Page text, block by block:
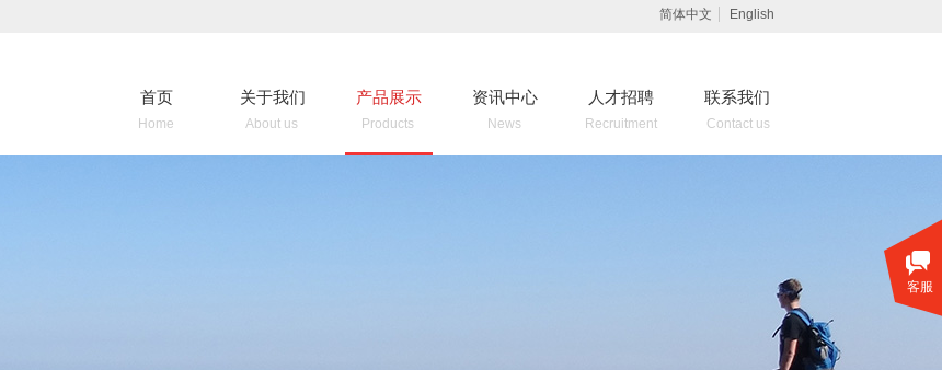
简体中文 English
About us Products Recruitment Contact us
News
Home
首页 关于我们 产品展示 资讯中心 人才招聘 联系我们
客服